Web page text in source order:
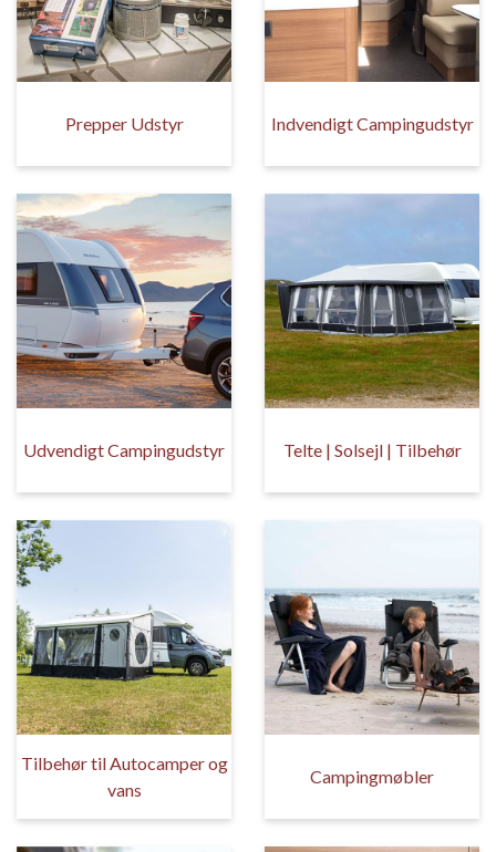
Prepper Udstyr Indvendigt Campingudstyr
Udvendigt Campingudstyr Telte | Solsejl | Tilbehør
Tilbehør til Autocamper og
vans
Campingmøbler